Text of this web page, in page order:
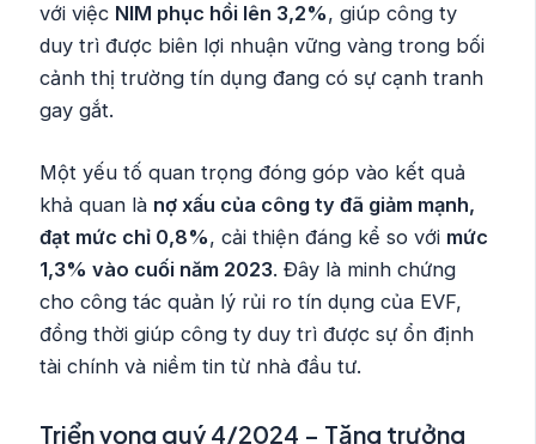
với việc NIM phục hồi lên 3,2%, giúp công ty
duy trì được biên lợi nhuận vững vàng trong bối
cảnh thị trường tín dụng đang có sự cạnh tranh
gay gắt.
Một yếu tố quan trọng đóng góp vào kết quả
khả quan là nợ xấu của công ty đã giảm mạnh,
đạt mức chỉ 0,8%, cải thiện đáng kể so với mức
1,3% vào cuối năm 2023. Đây là minh chứng
cho công tác quản lý rủi ro tín dụng của EVF,
đồng thời giúp công ty duy trì được sự ổn định
tài chính và niềm tin từ nhà đầu tư.
Triển vọng quý 4/2024 – Tăng trưởng